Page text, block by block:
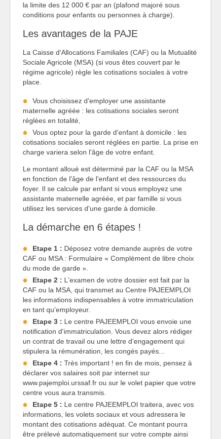
la limite des 12 000 € par an (plafond majoré sous
conditions pour enfants ou personnes à charge).
Les avantages de la PAJE
La Caisse d'Allocations Familiales (CAF) ou la Mutualité
Sociale Agricole (MSA) (si vous êtes couvert par le
régime agricole) règle les cotisations sociales à votre
place.
Vous choisissez d'employer une assistante
maternelle agréée : les cotisations sociales seront
réglées en totalité,
Vous optez pour la garde d'enfant à domicile : les
cotisations sociales seront réglées en partie. La prise en
charge variera selon l'âge de votre enfant.
Le montant alloué est déterminé par la CAF ou la MSA
en fonction de l'âge de l'enfant et des ressources du
foyer. Il se calcule par enfant si vous employez une
assistante maternelle agréée, et par famille si vous
utilisez les services d'une garde à domicile.
La démarche en 6 étapes !
Etape 1 : Déposez votre demande auprès de votre
CAF ou MSA : Formulaire « Complément de libre choix
du mode de garde ».
Etape 2 : L'examen de votre dossier est fait par la
CAF ou la MSA, qui transmet au Centre PAJEEMPLOI
les informations indispensables à votre immatriculation
en tant qu'employeur.
Etape 3 : Le centre PAJEEMPLOI vous envoie une
notification d'immatriculation. Vous devez alors rédiger
un contrat de travail ou une lettre d'engagement qui
stipulera la rémunération, les congés payés...
Etape 4 : Très important ! en fin de mois, pensez à
déclarer vos salaires soit par internet sur
www.pajemploi.urssaf.fr ou sur le volet papier que votre
centre vous aura transmis.
Etape 5 : Le centre PAJEEMPLOI traitera, avec vos
informations, les volets sociaux et vous adressera le
montant des cotisations adéquat. Ce montant pourra
être prélevé automatiquement sur votre compte ainsi